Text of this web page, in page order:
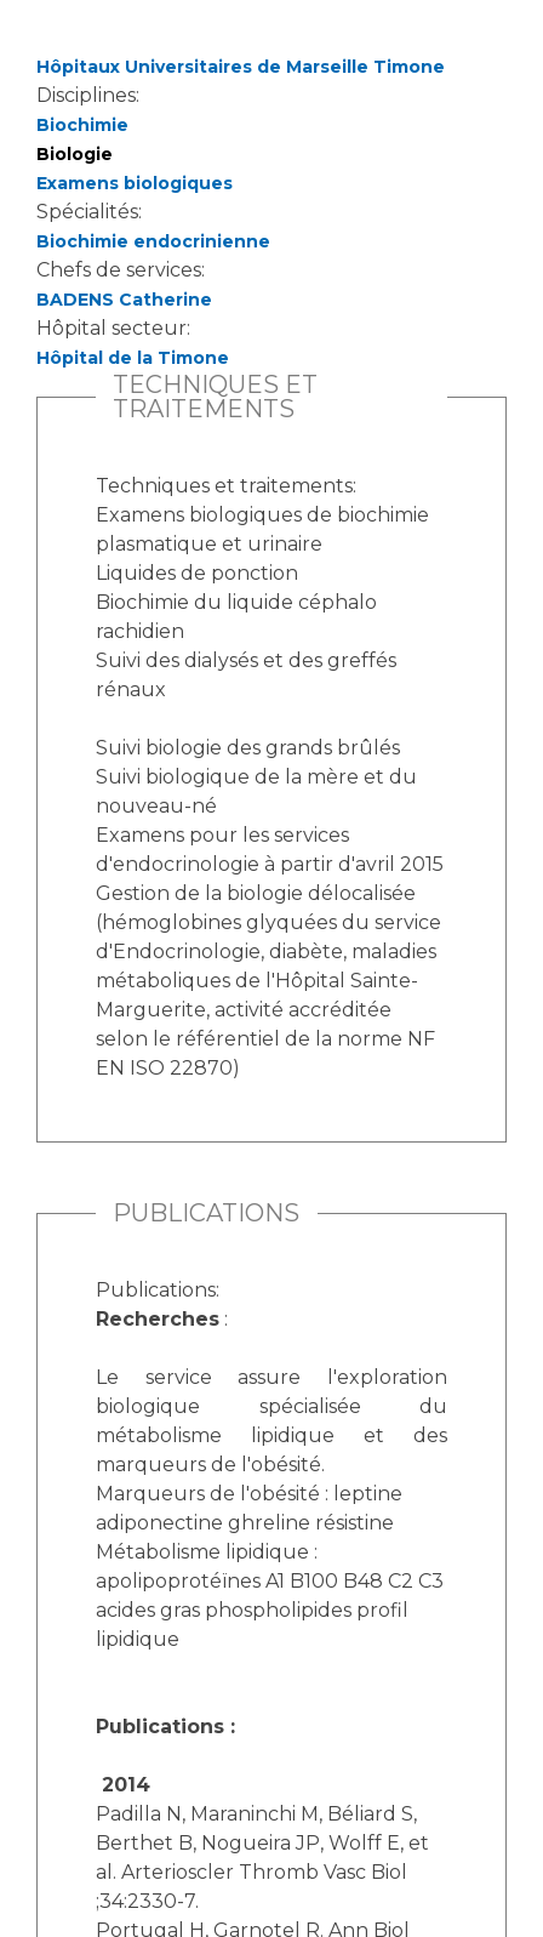
Hôpitaux Universitaires de Marseille Timone
Disciplines:
Biochimie
Biologie
Examens biologiques
Spécialités:
Biochimie endocrinienne
Chefs de services:
BADENS Catherine
Hôpital secteur:
Hôpital de la Timone
TECHNIQUES ET
TRAITEMENTS
Techniques et traitements:
Examens biologiques de biochimie
plasmatique et urinaire
Liquides de ponction
Biochimie du liquide céphalo
rachidien
Suivi des dialysés et des greffés
rénaux
Suivi biologie des grands brûlés
Suivi biologique de la mère et du
nouveau-né
Examens pour les services
d'endocrinologie à partir d'avril 2015
Gestion de la biologie délocalisée
(hémoglobines glyquées du service
d'Endocrinologie, diabète, maladies
métaboliques de l'Hôpital Sainte-
Marguerite, activité accréditée
selon le référentiel de la norme NF
EN ISO 22870)
PUBLICATIONS
Publications:
Recherches :
Le service assure l'exploration
biologique spécialisée du
métabolisme lipidique et des
marqueurs de l'obésité.
Marqueurs de l'obésité : leptine
adiponectine ghreline résistine
Métabolisme lipidique :
apolipoprotéïnes A1 B100 B48 C2 C3
acides gras phospholipides profil
lipidique
Publications :
2014
Padilla N, Maraninchi M, Béliard S,
Berthet B, Nogueira JP, Wolff E, et
al. Arterioscler Thromb Vasc Biol
;34:2330-7.
Portugal H, Garnotel R. Ann Biol